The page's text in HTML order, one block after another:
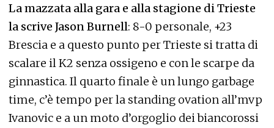
La mazzata alla gara e alla stagione di Trieste
la scrive Jason Burnell: 8-0 personale, +23
Brescia e a questo punto per Trieste si tratta di
scalare il K2 senza ossigeno e con le scarpe da
ginnastica. Il quarto finale è un lungo garbage
time, c’è tempo per la standing ovation all’mvp
Ivanovic e a un moto d’orgoglio dei biancorossi